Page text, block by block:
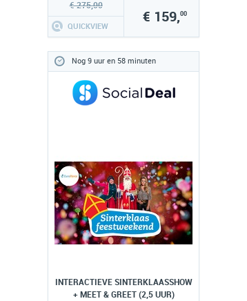
€ 275,00
QUICKVIEW
€ 159,00
Nog 9 uur en 58 minuten
INTERACTIEVE SINTERKLAASSHOW
+ MEET & GREET (2,5 UUR)